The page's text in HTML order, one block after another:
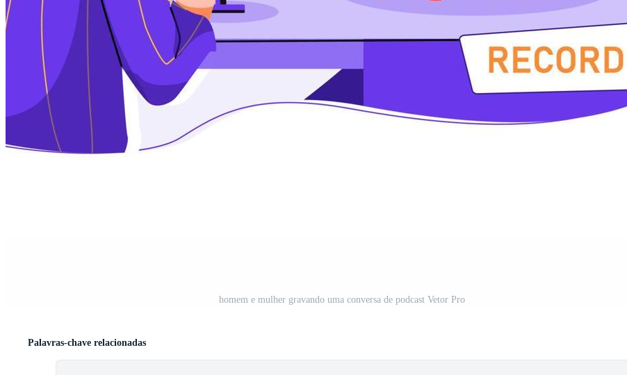
homem e mulher gravando uma conversa de podcast Vetor Pro
Palavras-chave relacionadas